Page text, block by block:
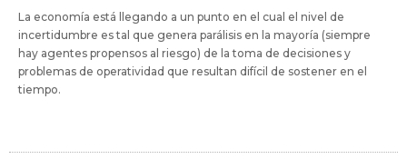
La economía está llegando a un punto en el cual el nivel de
incertidumbre es tal que genera parálisis en la mayoría (siempre
hay agentes propensos al riesgo) de la toma de decisiones y
problemas de operatividad que resultan difícil de sostener en el
tiempo.